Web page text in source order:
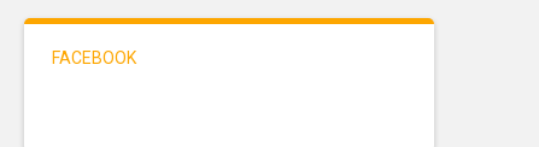
FACEBOOK